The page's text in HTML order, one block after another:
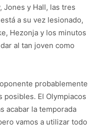
Jones y Hall, las tres
a su vez lesionado,
Hezonja y los minutos
al tan joven como
probablemente
El Olympiacos
acabar la temporada
vamos a utilizar todo